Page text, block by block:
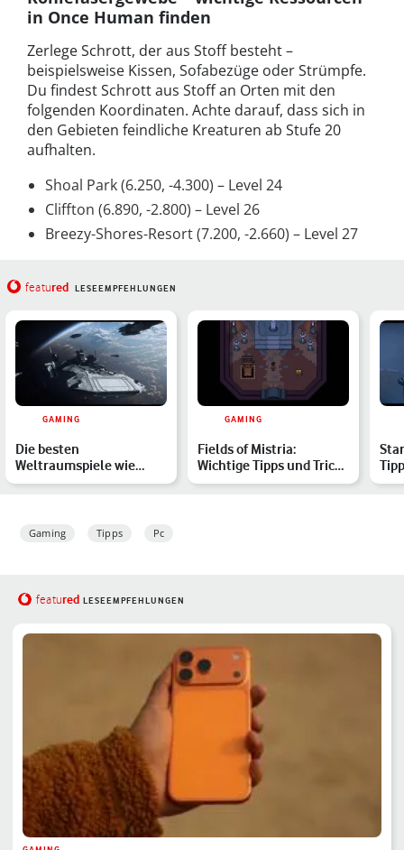
in Once Human finden
Zerlege Schrott, der aus Stoff besteht –
beispielsweise Kissen, Sofabezüge oder Strümpfe.
Du findest Schrott aus Stoff an Orten mit den
folgenden Koordinaten. Achte darauf, dass sich in
den Gebieten feindliche Kreaturen ab Stufe 20
aufhalten.
Shoal Park (6.250, -4.300) – Level 24
Cliffton (6.890, -2.800) – Level 26
Breezy-Shores-Resort (7.200, -2.660) – Level 27
featured LESEEMPFEHLUNGEN
GAMING
Die besten
Weltraumspiele wie
Freelancer: Erkunde die
GAMING
Fields of Mistria:
Wichtige Tipps und Tricks
für den Spielstart
Gaming Tipps Pc
featured LESEEMPFEHLUNGEN